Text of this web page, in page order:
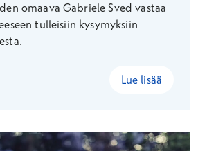
omaava Gabriele Sved vastaa
tulleisiin kysymyksiin
Lue lisää